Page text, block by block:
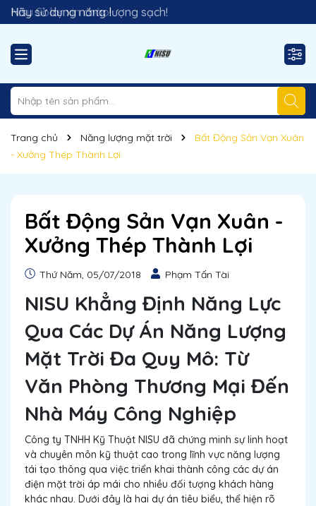
Nisu Solar xin chào!
Hãy sử dụng năng lượng sạch!
Trang chủ Năng lượng mặt trời
Bất Động Sản Vạn Xuân
- Xưởng Thép Thành Lợi
Bất Động Sản Vạn Xuân -
Xưởng Thép Thành Lợi
Thứ Năm, 05/07/2018 Phạm Tấn Tài
NISU Khẳng Định Năng Lực
Qua Các Dự Án Năng Lượng
Mặt Trời Đa Quy Mô: Từ
Văn Phòng Thương Mại Đến
Nhà Máy Công Nghiệp
Công ty TNHH Kỹ Thuật NISU đã chứng minh sự linh hoạt
và chuyên môn kỹ thuật cao trong lĩnh vực năng lượng
tái tạo thông qua việc triển khai thành công các dự án
điện mặt trời áp mái cho nhiều đối tượng khách hàng
khác nhau. Dưới đây là hai dự án tiêu biểu, thể hiện rõ